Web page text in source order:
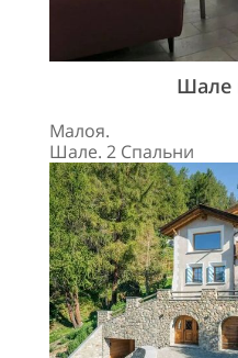
Шале
Малоя.
Шале. 2 Спальни